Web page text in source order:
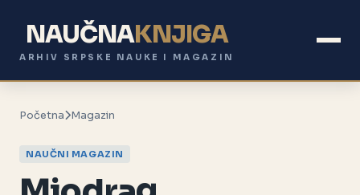
NAUČNAKNJIGA
ARHIV SRPSKE NAUKE I MAGAZIN
Početna Magazin
NAUČNI MAGAZIN